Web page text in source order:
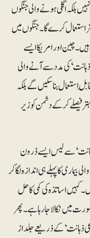
اگلی ہونے والی جنگوں
استعمال کرے گا۔ جنگوں میں
چین اور امریکا ایسے
کی مدد سے آنے والی
استعمال بناسکیں گے بلکہ
فیصلے کرکے دشمن کو زیر
سے لیس ایسے ڈرون
کا پہلے ہی اندازہ لگا کر
کہیں اساتذہ کی کمی کا حل
میں نکالا جارہا ہے۔ پھر
ذہانت‘ کے ذریعے جلد از